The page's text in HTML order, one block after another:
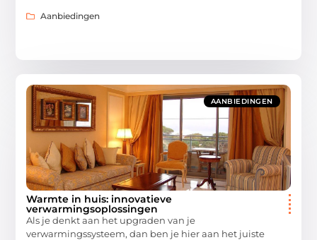
Aanbiedingen
AANBIEDINGEN
Warmte in huis: innovatieve
verwarmingsoplossingen
Als je denkt aan het upgraden van je
verwarmingssysteem, dan ben je hier aan het juiste